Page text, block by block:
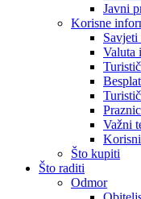
Javni
Korisne
Savjeti
Valuta
Važni
Što kupiti
Što raditi
Odmor